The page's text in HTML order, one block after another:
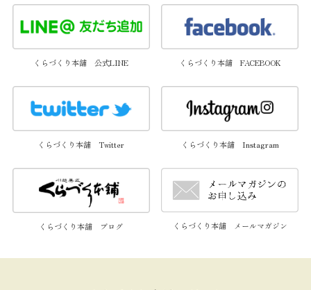
くらづくり本舗 公式LINE くらづくり本舗 FACEBOOK
くらづくり本舗 Twitter くらづくり本舗 Instagram
くらづくり本舗 ブログ くらづくり本舗 メールマガジン